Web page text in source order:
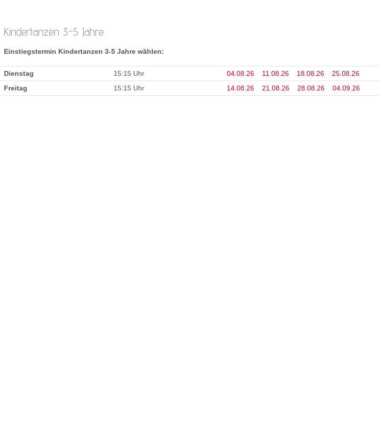
Kindertanzen 3-5 Jahre
Einstiegstermin Kindertanzen 3-5 Jahre wählen:
Dienstag 15:15 Uhr 04.08.26 11.08.26 18.08.26 25.08.26
Freitag
15:15 Uhr 14.08.26 21.08.26 28.08.26 04.09.26